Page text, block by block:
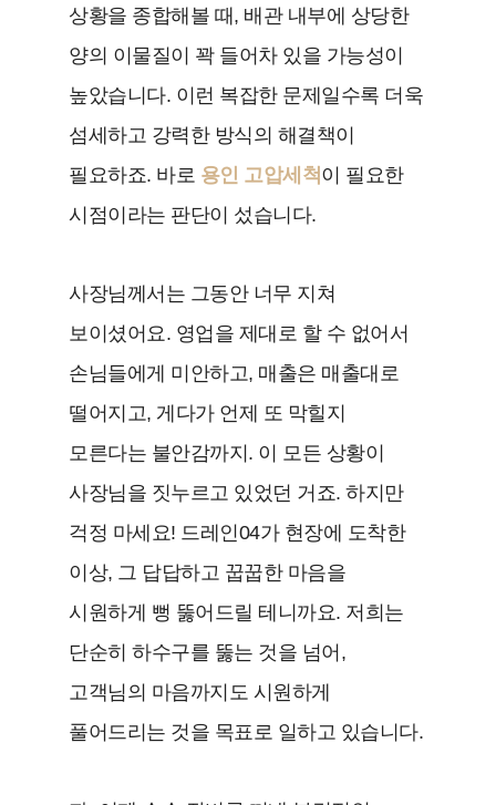
상황을 종합해볼 때, 배관 내부에 상당한
양의 이물질이 꽉 들어차 있을 가능성이
높았습니다. 이런 복잡한 문제일수록 더욱
섬세하고 강력한 방식의 해결책이
필요하죠. 바로 용인 고압세척 이 필요한
시점이라는 판단이 섰습니다.
사장님께서는 그동안 너무 지쳐
보이셨어요. 영업을 제대로 할 수 없어서
손님들에게 미안하고, 매출은 매출대로
떨어지고, 게다가 언제 또 막힐지
모른다는 불안감까지. 이 모든 상황이
사장님을 짓누르고 있었던 거죠. 하지만
걱정 마세요! 드레인04가 현장에 도착한
이상, 그 답답하고 꿉꿉한 마음을
시원하게 뻥 뚫어드릴 테니까요. 저희는
단순히 하수구를 뚫는 것을 넘어,
고객님의 마음까지도 시원하게
풀어드리는 것을 목표로 일하고 있습니다.